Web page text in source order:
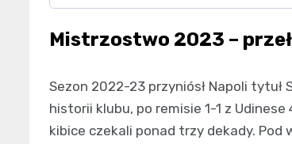
Mistrzostwo 2023 –
Sezon 2022-23 przyniósł Napoli tytuł
historii klubu, po remisie 1-1 z
kibice czekali ponad trzy dekady. Pod